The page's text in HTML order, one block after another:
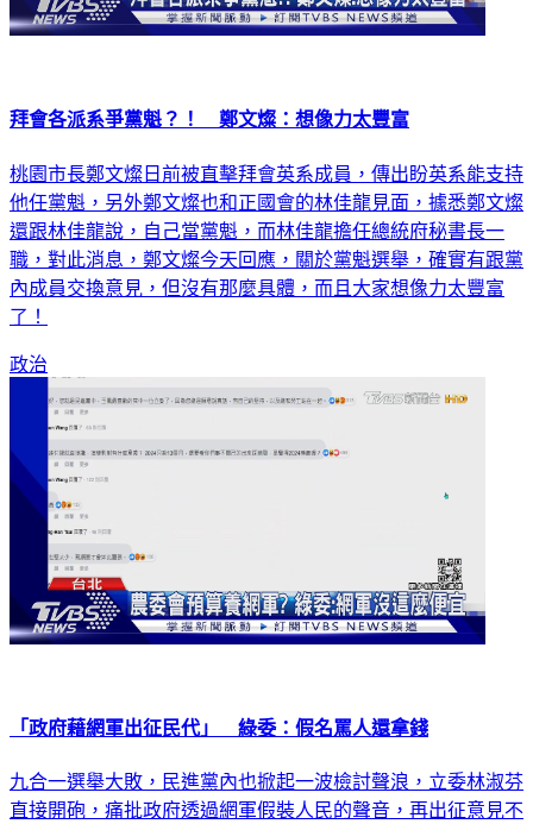
拜會各派系爭黨魁？！ 鄭文燦：想像力太豐富
桃園市長鄭文燦日前被直擊拜會英系成員，傳出盼英系能支持
他任黨魁，另外鄭文燦也和正國會的林佳龍見面，據悉鄭文燦
還跟林佳龍說，自己當黨魁，而林佳龍擔任總統府秘書長一
職，對此消息，鄭文燦今天回應，關於黨魁選舉，確實有跟黨
內成員交換意見，但沒有那麼具體，而且大家想像力太豐富
了！
政治
「政府藉網軍出征民代」 綠委：假名罵人還拿錢
九合一選舉大敗，民進黨內也掀起一波檢討聲浪，立委林淑芬
直接開砲，痛批政府透過網軍假裝人民的聲音，再出征意見不